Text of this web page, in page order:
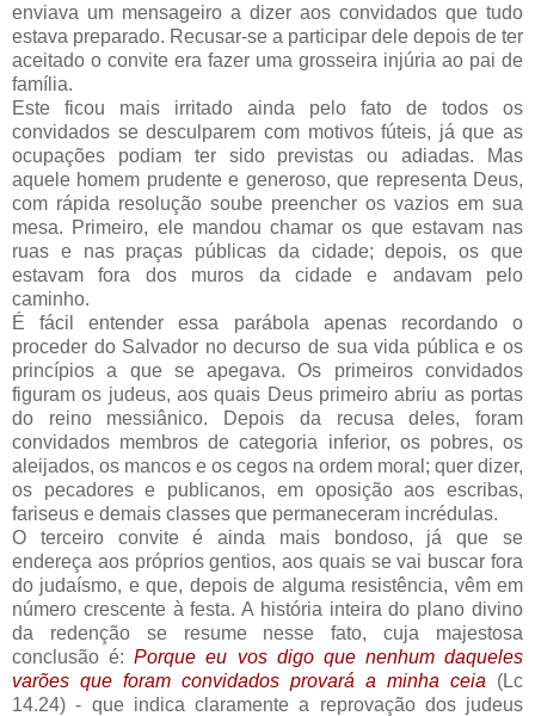
enviava um mensageiro a dizer aos convidados que tudo
estava preparado. Recusar-se a participar dele depois de ter
aceitado o convite era fazer uma grosseira injúria ao pai de
família.
Este ficou mais irritado ainda pelo fato de todos os
convidados se desculparem com motivos fúteis, já que as
ocupações podiam ter sido previstas ou adiadas. Mas
aquele homem prudente e generoso, que representa Deus,
com rápida resolução soube preencher os vazios em sua
mesa. Primeiro, ele mandou chamar os que estavam nas
ruas e nas praças públicas da cidade; depois, os que
estavam fora dos muros da cidade e andavam pelo
caminho.
É fácil entender essa parábola apenas recordando o
proceder do Salvador no decurso de sua vida pública e os
princípios a que se apegava. Os primeiros convidados
figuram os judeus, aos quais Deus primeiro abriu as portas
do reino messiânico. Depois da recusa deles, foram
convidados membros de categoria inferior, os pobres, os
aleijados, os mancos e os cegos na ordem moral; quer dizer,
os pecadores e publicanos, em oposição aos escribas,
fariseus e demais classes que permaneceram incrédulas.
O terceiro convite é ainda mais bondoso, já que se
endereça aos próprios gentios, aos quais se vai buscar fora
do judaísmo, e que, depois de alguma resistência, vêm em
número crescente à festa. A história inteira do plano divino
da redenção se resume nesse fato, cuja majestosa
conclusão é:Porque eu vos digo que nenhum daqueles
varões que foram convidados provará a minha ceia (Lc
14.24) - que indica claramente a reprovação dos judeus